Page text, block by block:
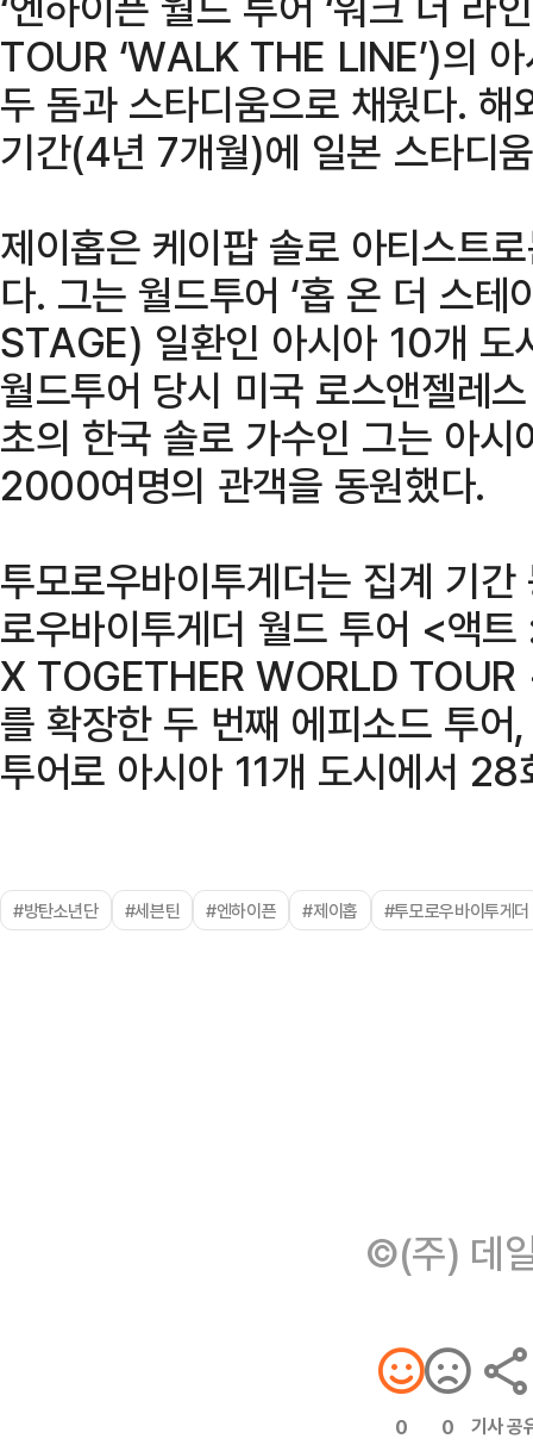
TOUR ‘WALK THE LINE’)의
두 돔과 스타디움으로 채웠다.
기간(4년 7개월)에 일본 스타디
제이홉은 케이팝 솔로 아티스트
다. 그는 월드투어 ‘홉 온 더 스
STAGE) 일환인 아시아 10개 도
월드투어 당시 미국 로스앤젤레
초의 한국 솔로 가수인 그는 아
2000여명의 관객을 동원했다.
투모로우바이투게더는 집계 기
로우바이투게더 월드 투어 <액
X TOGETHER WORLD
를 확장한 두 번째 에피소드 투
투어로 아시아 11개 도시에서
#방탄소년단 #세븐틴 #엔하이픈 #제이홉 #투모로우바이투게더
©(주) 데
0 0 기사 공